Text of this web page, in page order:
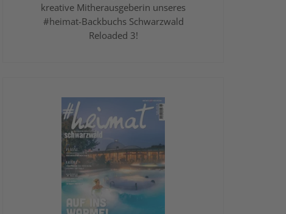
kreative Mitherausgeberin unseres
#heimat-Backbuchs Schwarzwald
Reloaded 3!